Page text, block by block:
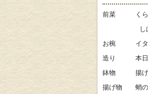
前菜 くらげ
し
お椀 イタ
造り 本日
鉢物 揚げ里
揚げ物 蛸の